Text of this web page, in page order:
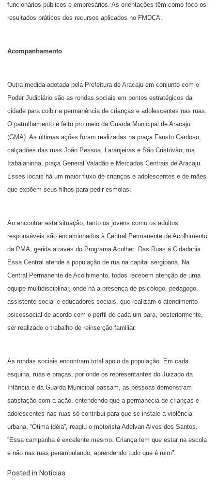
funcionários públicos e empresários. As orientações têm como foco os
resultados práticos dos recursos aplicados no FMDCA.
Acompanhamento
Outra medida adotada pela Prefeitura de Aracaju em conjunto com o
Poder Judiciário são as rondas sociais em pontos estratégicos da
cidade para coibir a permanência de crianças e adolescentes nas ruas.
O patrulhamento é feito pro meio da Guarda Municipal de Aracaju
(GMA). As últimas ações foram realizadas na praça Fausto Cardoso,
calçadões das ruas João Pessoa, Laranjeiras e São Cristóvão; rua
Itabaianinha, praça General Valadão e Mercados Centrais de Aracaju.
Esses locais há um maior fluxo de crianças e adolescentes e de mães
que expõem seus filhos para pedir esmolas.
Ao encontrar esta situação, tanto os jovens como os adultos
responsáveis são encaminhados à Central Permanente de Acolhimento
da PMA, gerida através do Programa Acolher: Das Ruas á Cidadania.
Essa Central atende a população de rua na capital sergipana. Na
Central Permanente de Acolhimento, todos recebem atenção de uma
equipe multidisciplinar, onde há a presença de psicólogo, pedagogo,
assistente social e educadores sociais, que realizam o atendimento
psicossocial de acordo com o perfil de cada um para, posteriormente,
ser realizado o trabalho de reinserção familiar.
As rondas sociais encontram total apoio da população. Em cada
esquina, ruas e praças, por onde os representantes do Juizado da
Infância e da Guarda Municipal passam, as pessoas demonstram
satisfação com a ação, entendendo que a permanecia de crianças e
adolescentes nas ruas só contribui para que se instale a violência
urbana. “Ótima idéia”, reagiu o motorista Adelvan Alves dos Santos.
“Essa campanha é excelente mesmo. Criança tem que estar na escola
e não nas ruas perambulando, aprendendo tudo que é ruim”.
Posted in Notícias